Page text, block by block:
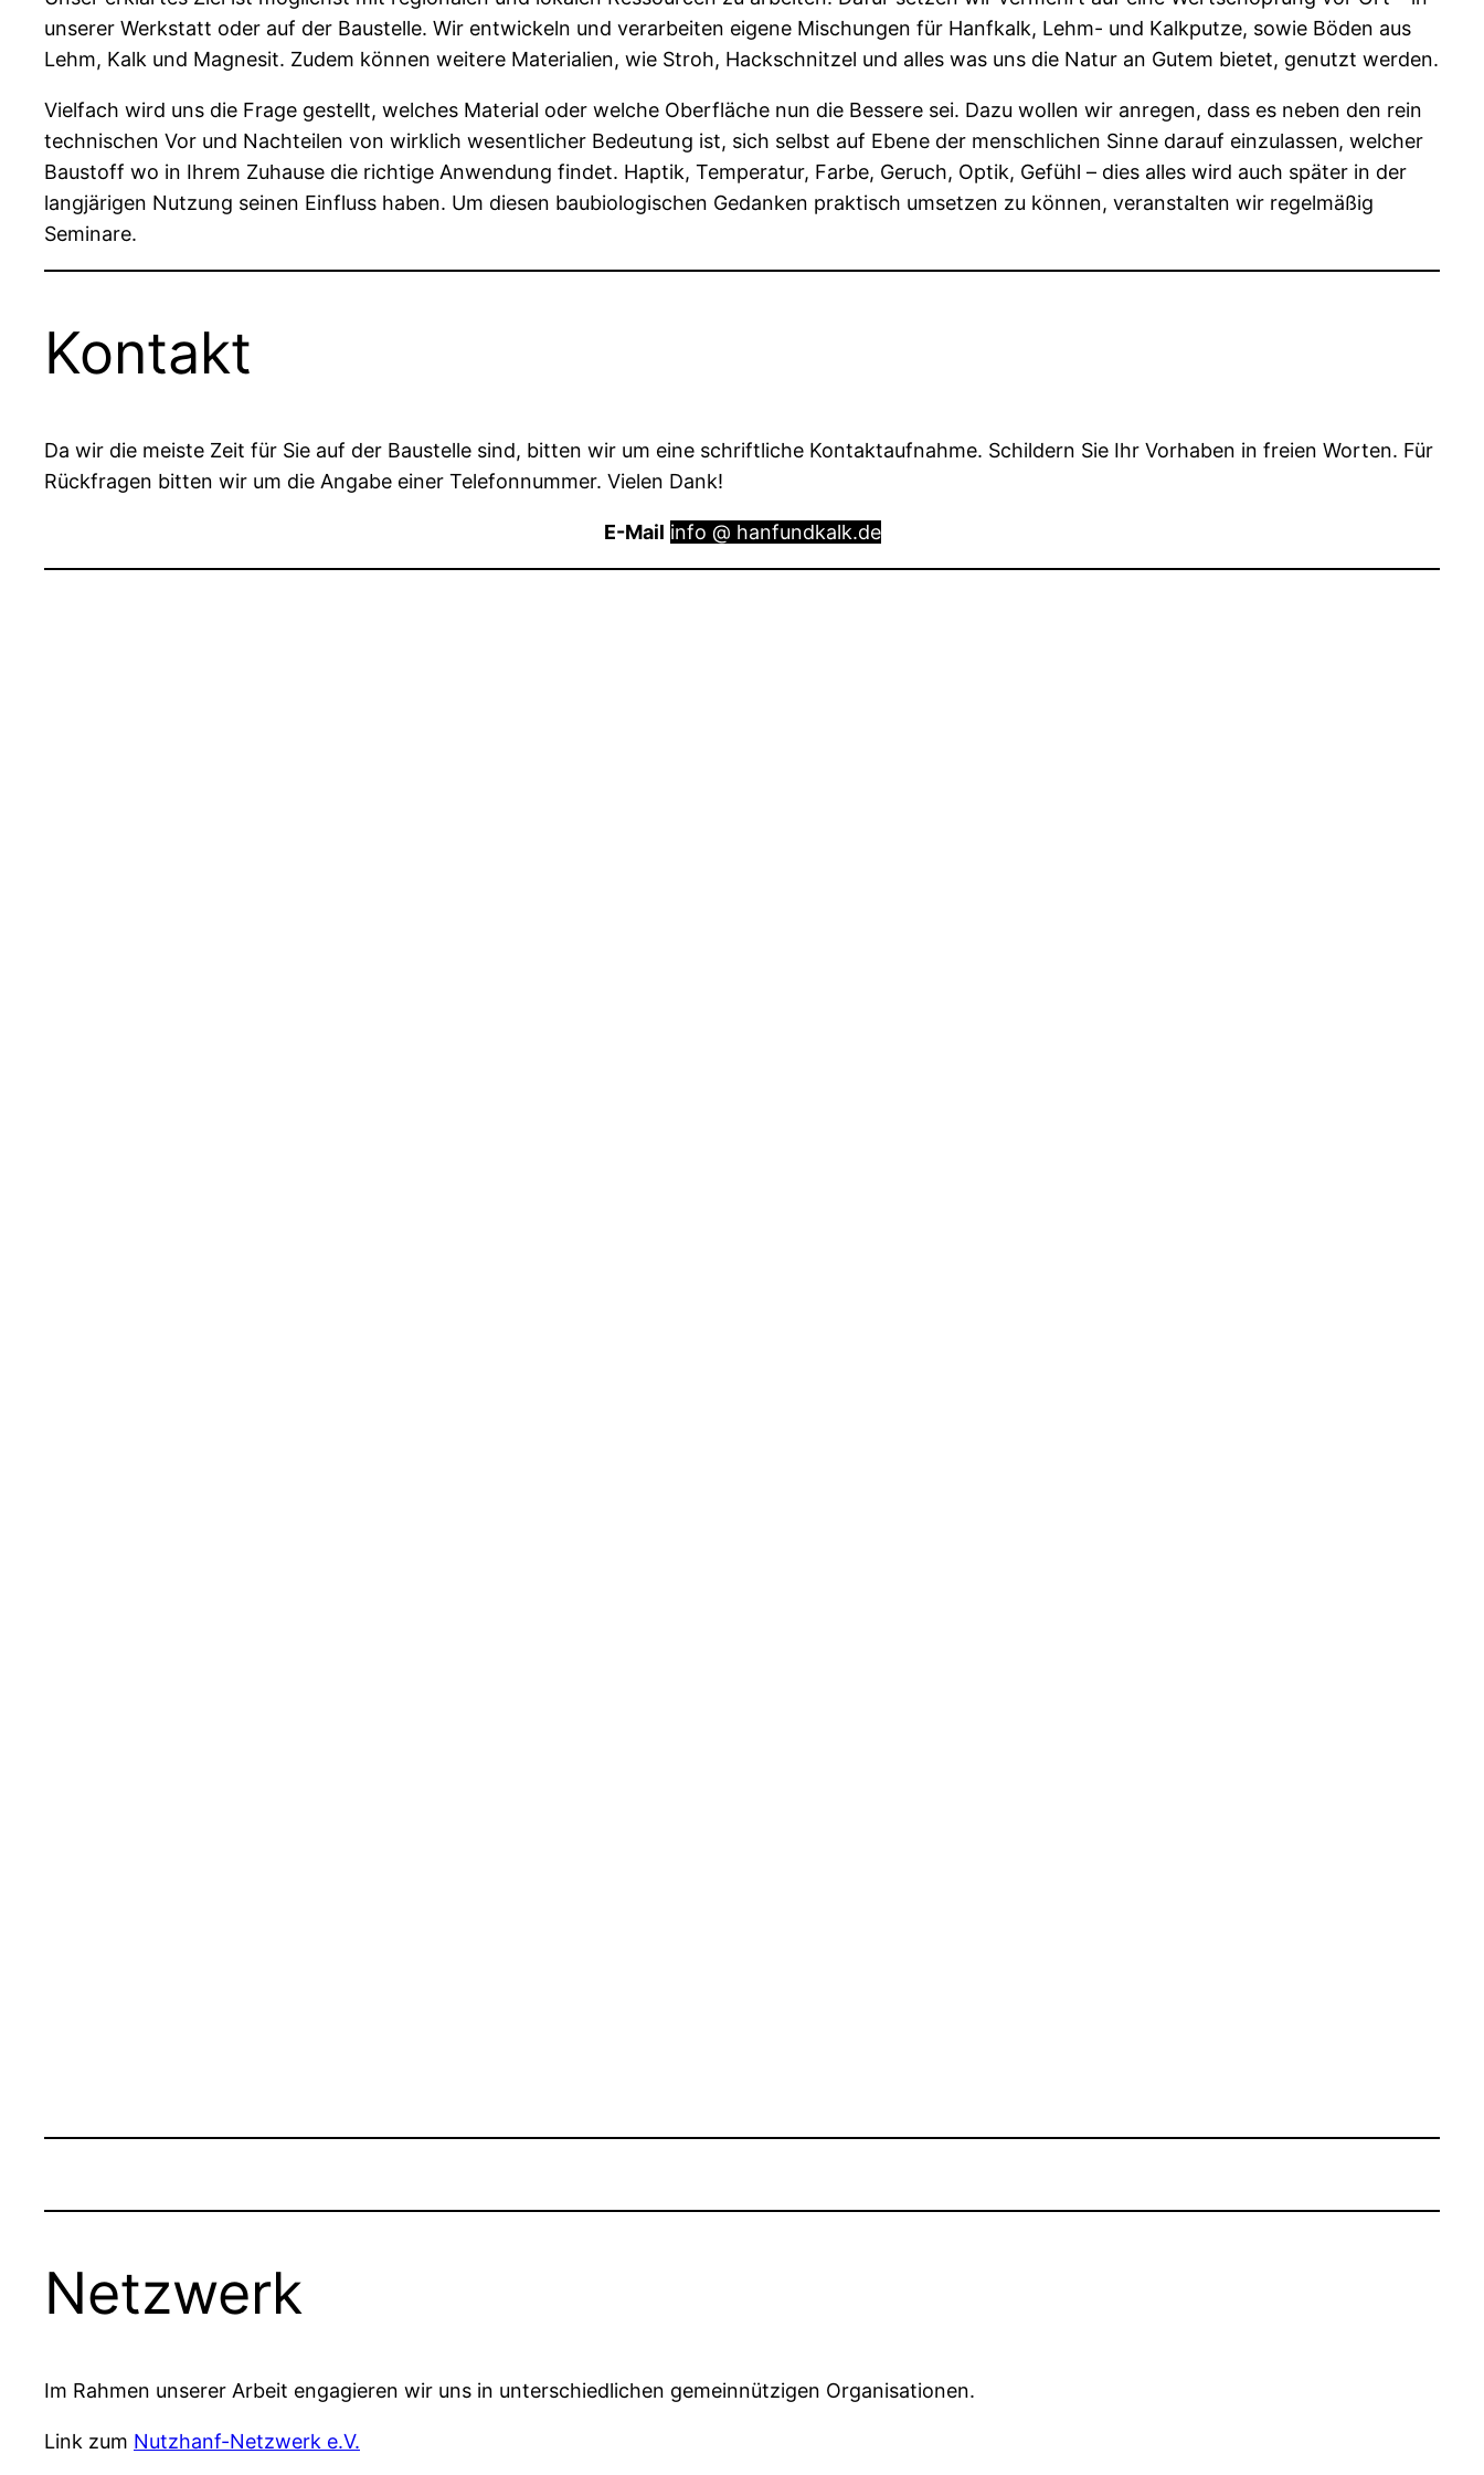
unserer Werkstatt oder auf der Baustelle. Wir entwickeln und verarbeiten eigene Mischungen für Hanfkalk, Lehm- und Kalkputze, sowie Böden aus
Lehm, Kalk und Magnesit. Zudem können weitere Materialien, wie Stroh, Hackschnitzel und alles was uns die Natur an Gutem bietet, genutzt werden.
Vielfach wird uns die Frage gestellt, welches Material oder welche Oberfläche nun die Bessere sei. Dazu wollen wir anregen, dass es neben den rein
technischen Vor und Nachteilen von wirklich wesentlicher Bedeutung ist, sich selbst auf Ebene der menschlichen Sinne darauf einzulassen, welcher
Baustoff wo in Ihrem Zuhause die richtige Anwendung findet. Haptik, Temperatur, Farbe, Geruch, Optik, Gefühl – dies alles wird auch später in der
langjärigen Nutzung seinen Einfluss haben. Um diesen baubiologischen Gedanken praktisch umsetzen zu können, veranstalten wir regelmäßig
Seminare.
Kontakt
Da wir die meiste Zeit für Sie auf der Baustelle sind, bitten wir um eine schriftliche Kontaktaufnahme. Schildern Sie Ihr Vorhaben in freien Worten. Für
Rückfragen bitten wir um die Angabe einer Telefonnummer. Vielen Dank!
E-Mail info @ hanfundkalk.de
Netzwerk
Im Rahmen unserer Arbeit engagieren wir uns in unterschiedlichen gemeinnützigen Organisationen.
Link zum Nutzhanf-Netzwerk e.V.